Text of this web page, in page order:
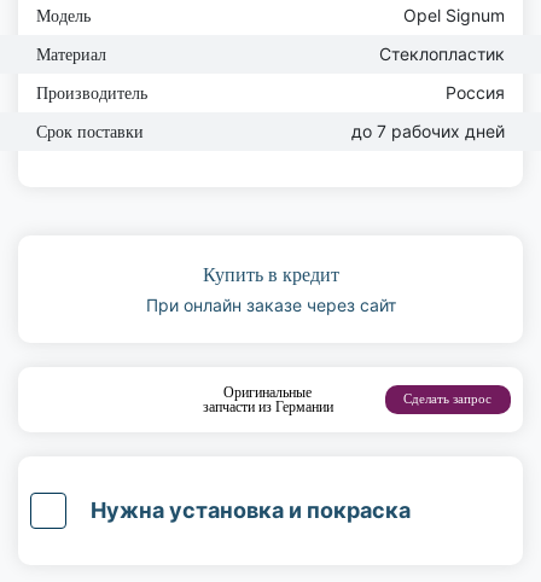
Модель Opel Signum
Материал Стеклопластик
Производитель Россия
Срок поставки до 7 рабочих дней
Купить в кредит
При онлайн заказе через сайт
Оригинальные
запчасти из Германии
Сделать запрос
Нужна установка и покраска